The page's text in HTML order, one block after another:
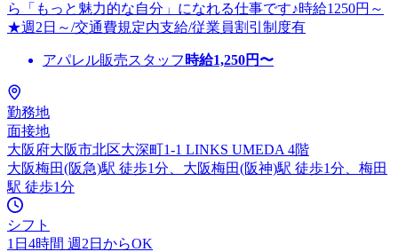
ら「もっと魅力的な自分」になれる仕事です♪時給1250円～
★週2日～/交通費規定内支給/従業員割引制度有
アパレル販売スタッフ 時給1,250円〜
勤務地
面接地
大阪府大阪市北区大深町1-1 LINKS UMEDA 4階
大阪梅田(阪急)駅 徒歩1分、大阪梅田(阪神)駅 徒歩1分、梅田
駅 徒歩1分
シフト
1日4時間 週2日からOK